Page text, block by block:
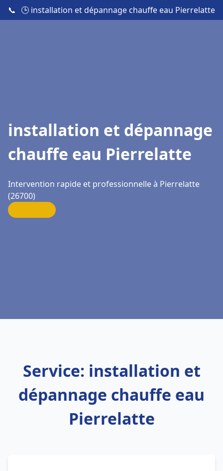
📞 🕒 installation et dépannage chauffe eau Pierrelatte
installation et dépannage
chauffe eau Pierrelatte
Intervention rapide et professionnelle à Pierrelatte
(26700)
Service: installation et
dépannage chauffe eau
Pierrelatte